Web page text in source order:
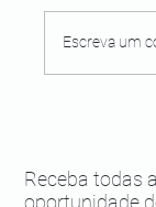
Escreva um
Receba todas
oportunidade